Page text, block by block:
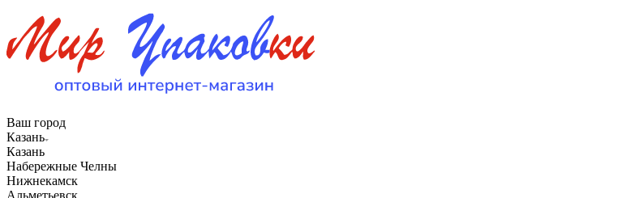
Ваш город
Казань
Казань
Набережные Челны
Нижнекамск
Альметьевск